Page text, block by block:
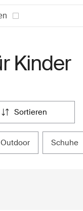
Kinder
sortieren
outdoor schuhe